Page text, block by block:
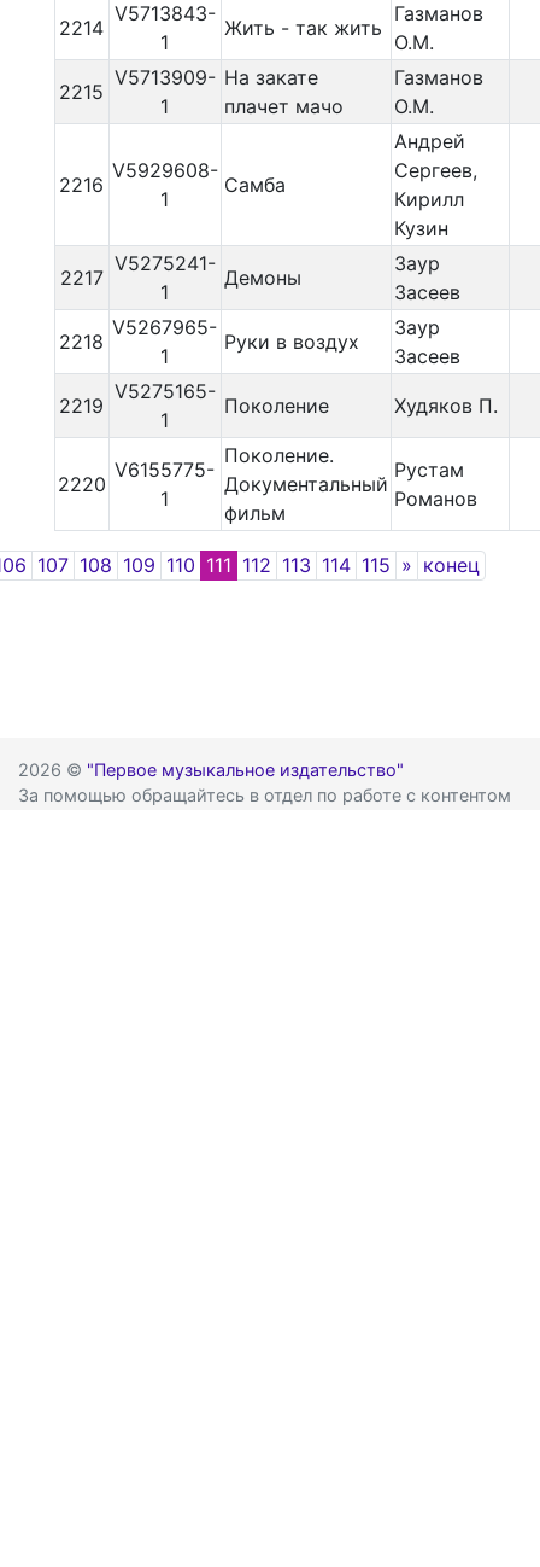
2214
V5713843-
1
Жить - так жить
Газманов
О.М.
2215
V5713909-
1
На закате
плачет мачо
Газманов
О.М.
2216
V5929608-
1
Самба
Андрей
Сергеев,
Кирилл
Кузин
2217
V5275241-
1
Демоны
Заур
Засеев
2218
V5267965-
1
Руки в воздух
Заур
Засеев
2219
V5275165-
1
Поколение Худяков П.
2220
V6155775-
1
Поколение.
Документальный
фильм
Рустам
Романов
107 108 109 110 111 112 113 114 115 » Next
конец
2026 © "Первое музыкальное издательство"
За помощью обращайтесь в отдел по работе с контентом